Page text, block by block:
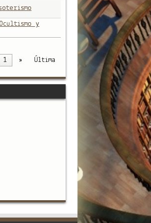
Ocultismo y
1 » Última